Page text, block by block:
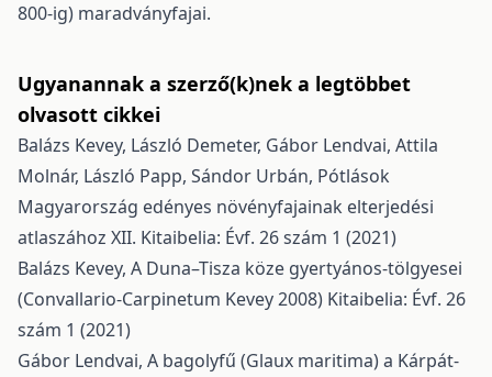
800-ig) maradványfajai.
Ugyanannak a szerző(k)nek a legtöbbet
olvasott cikkei
Balázs Kevey, László Demeter, Gábor Lendvai, Attila
Molnár, László Papp, Sándor Urbán, Pótlások
Magyarország edényes növényfajainak elterjedési
atlaszához XII. Kitaibelia: Évf. 26 szám 1 (2021)
Balázs Kevey, A Duna–Tisza köze gyertyános-tölgyesei
(Convallario-Carpinetum Kevey 2008) Kitaibelia: Évf. 26
szám 1 (2021)
Gábor Lendvai, A bagolyfű (Glaux maritima) a Kárpát-